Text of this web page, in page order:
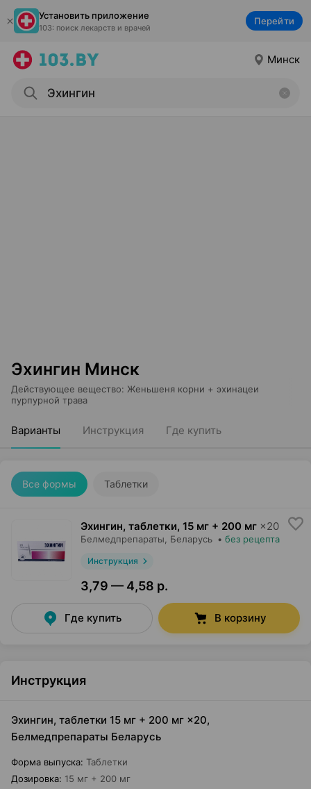
Установить приложение
103: поиск лекарств и врачей
Перейти
Минск
Эхингин Минск
Действующее вещество: Женьшеня корни + эхинацеи
пурпурной трава
Варианты Инструкция Где купить
Все формы Таблетки
Эхингин, таблетки, 15 мг + 200 мг ×20
Белмедпрепараты , Беларусь • без рецепта
Инструкция
3,79 — 4,58 р.
Где купить В корзину
Инструкция
Эхингин, таблетки 15 мг + 200 мг ×20,
Белмедпрепараты Беларусь
Форма выпуска: Таблетки
Дозировка: 15 мг + 200 мг